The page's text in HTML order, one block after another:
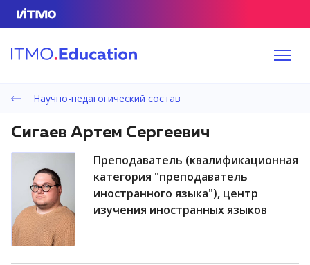
Научно-педагогический состав
Сигаев Артем Сергеевич
преподаватель (квалификационная
категория "преподаватель
иностранного языка"), центр
изучения иностранных языков